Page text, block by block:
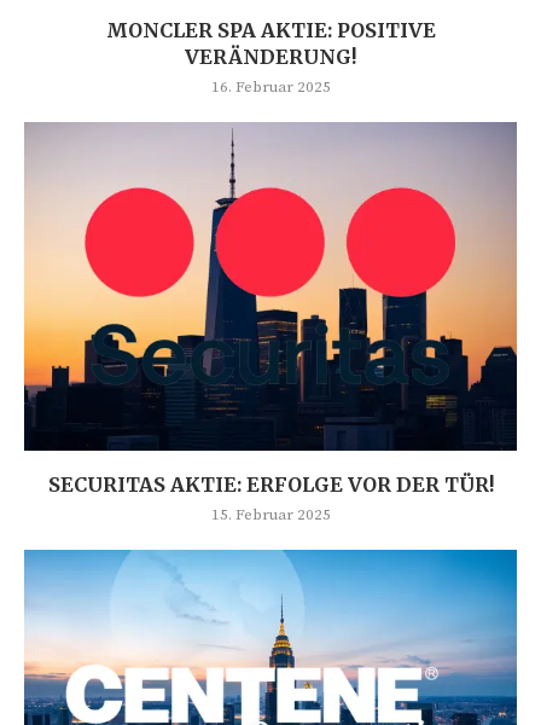
MONCLER SPA AKTIE: POSITIVE
VERÄNDERUNG!
16. Februar 2025
SECURITAS AKTIE: ERFOLGE VOR DER TÜR!
15. Februar 2025